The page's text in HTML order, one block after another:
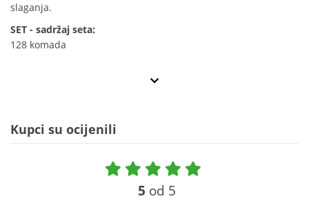
slaganja.
SET - sadržaj seta:
128 komada
Kupci su ocijenili
5 od 5